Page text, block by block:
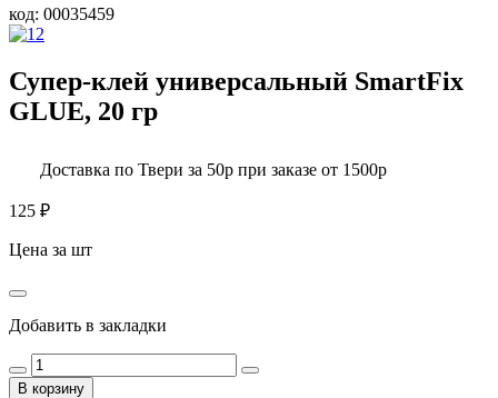
код: 00035459
Супер-клей универсальный SmartFix
GLUE, 20 гр
Доставка по Твери за 50р при заказе от 1500р
125 ₽
Цена за шт
Добавить в закладки
В корзину